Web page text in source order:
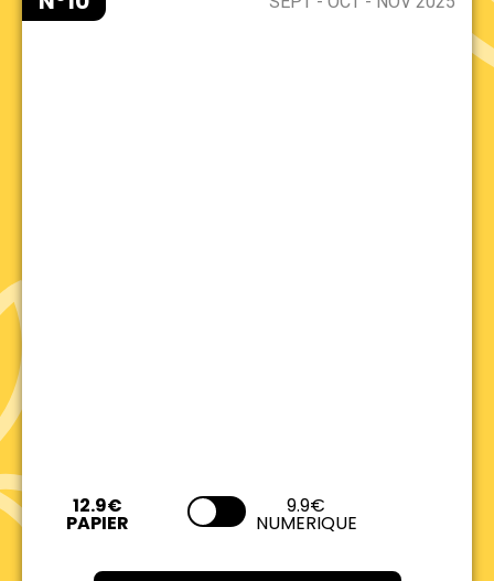
9.9€
NUMERIQUE